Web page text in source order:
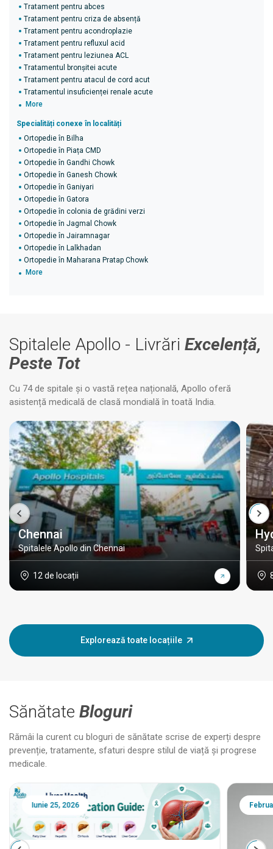
Tratament pentru abces
Tratament pentru criza de absență
Tratament pentru acondroplazie
Tratament pentru refluxul acid
Tratament pentru leziunea ACL
Tratamentul bronșitei acute
Tratament pentru atacul de cord acut
Tratamentul insuficienței renale acute
More
Specialități conexe în localități
Ortopedie în Bilha
Ortopedie în Piața CMD
Ortopedie în Gandhi Chowk
Ortopedie în Ganesh Chowk
Ortopedie în Ganiyari
Ortopedie în Gatora
Ortopedie în colonia de grădini verzi
Ortopedie în Jagmal Chowk
Ortopedie în Jairamnagar
Ortopedie în Lalkhadan
Ortopedie în Maharana Pratap Chowk
More
Spitalele Apollo - Livrări Excelență,
Peste Tot
Cu 74 de spitale și o vastă rețea națională, Apollo oferă
asistență medicală de clasă mondială în toată India.
Chennai
Spitalele Apollo din Chennai
12 de locații
Explorează toate locațiile
Sănătate Bloguri
Rămâi la curent cu bloguri de sănătate scrise de experți despre
prevenție, tratamente, sfaturi despre stilul de viață și progrese
medicale.
Iunie 25, 2026